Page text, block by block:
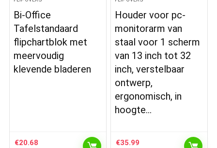
Bi-Office
Tafelstandaard
flipchartblok met
meervoudig
klevende bladeren
€20.68
Houder voor pc-
monitorarm van
staal voor 1 scherm
van 13 inch tot 32
inch, verstelbaar
ontwerp,
ergonomisch, in
hoogte…
€35.99